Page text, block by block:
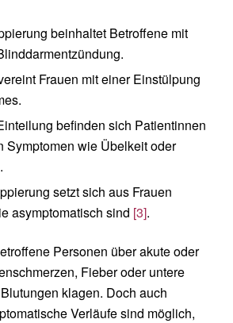
beinhaltet Betroffene mit
Frauen mit einer Einstülpung
befinden sich Patientinnen
Symptomen wie Übelkeit oder
setzt sich aus Frauen
asymptomatisch sind [3].
Personen über akute oder
Fieber oder untere
klagen. Doch auch
Verläufe sind möglich,